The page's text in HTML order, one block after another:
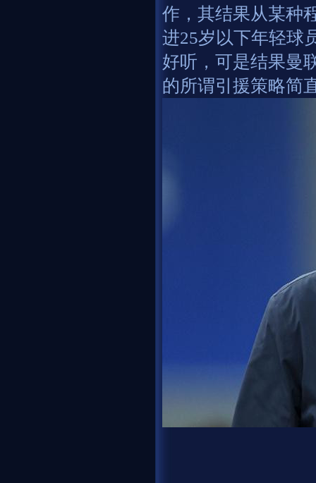
作，其结果从某种
进25岁以下年轻球
好听，可是结果曼
的所谓引援策略简